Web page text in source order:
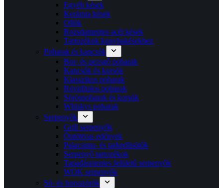
Egyéb kések
Kerámia kések
Ollók
Rozsdamentes acél kések
Tartozékok konyhakésekhez
Poharak és kancsók
Bor- és pezsgő poharak
Kancsók és korsók
Klasszikus poharak
Röviditalos poharak
Söröspoharak és korsók
Whiskys poharak
Serpenyők
Grill serpenyők
Öntöttvas edények
Palacsinta- és tarkedlisütők
Serpenyő tartozékok
Tapadásmentes felületű serpenyők
WOK serpenyők
Só- és borsszórók